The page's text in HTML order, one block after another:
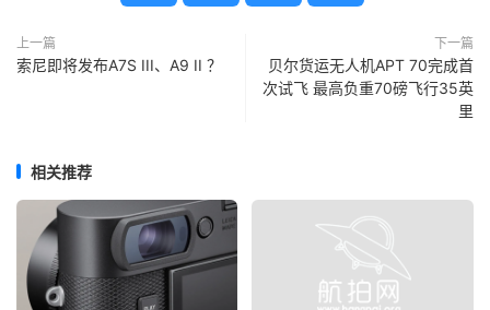
上一篇
索尼即将发布A7S III、A9 II ？
下一篇
贝尔货运无人机APT 70完成首
次试飞 最高负重70磅飞行35英
里
相关推荐